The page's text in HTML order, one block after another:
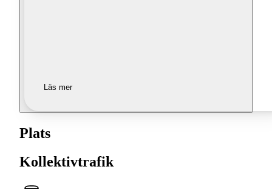
Läs mer
Plats
Kollektivtrafik